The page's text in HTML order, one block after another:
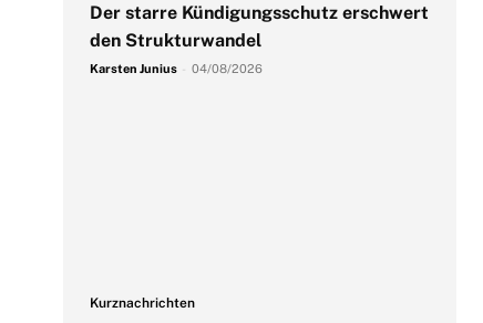
Der starre Kündigungsschutz erschwert
den Strukturwandel
Karsten Junius 04/08/2026
Kurznachrichten